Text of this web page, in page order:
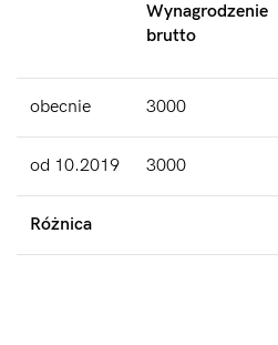
Wynagrodzenie
brutto
obecnie 3000
od 10.2019 3000
Różnica